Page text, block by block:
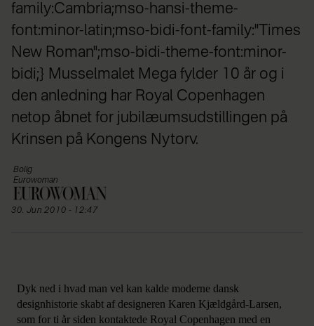
family:Cambria;mso-hansi-theme-
font:minor-latin;mso-bidi-font-family:"Times
New Roman";mso-bidi-theme-font:minor-
bidi;} Musselmalet Mega fylder 10 år og i
den anledning har Royal Copenhagen
netop åbnet for jubilæumsudstillingen på
Krinsen på Kongens Nytorv.
Bolig
Eurowoman
30. Jun 2010 - 12:47
Dyk ned i hvad man vel kan kalde moderne dansk
designhistorie skabt af designeren Karen Kjældgård-Larsen,
som for ti år siden kontaktede Royal Copenhagen med en